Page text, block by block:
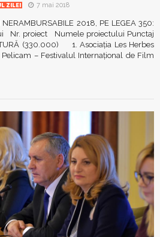
ZILEI 7 mai 2018
NERAMBURSABILE 2018, PE LEGEA 350:
Nr. proiect Numele proiectului Punctaj
(330.000) 1. Asociaţia Les Herbes
– Festivalul Internaţional de Film